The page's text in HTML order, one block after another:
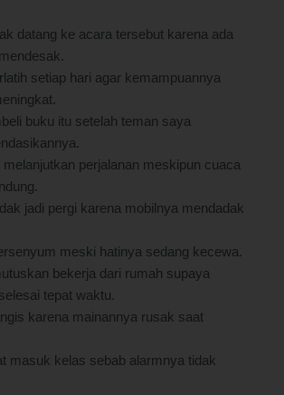
datang ke acara tersebut karena ada
setiap hari agar kemampuannya
buku itu setelah teman saya
melanjutkan perjalanan meskipun cuaca
jadi pergi karena mobilnya mendadak
meski hatinya sedang kecewa.
bekerja dari rumah supaya
tepat waktu.
karena mainannya rusak saat
masuk kelas sebab alarmnya tidak